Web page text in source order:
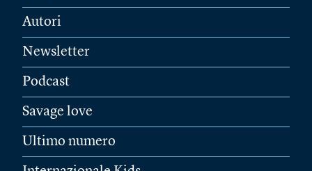
Autori
Newsletter
Podcast
Savage love
Ultimo numero